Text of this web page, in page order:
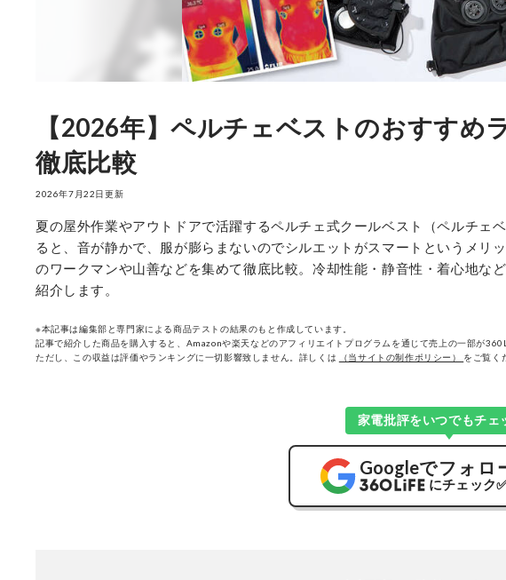
【2026年】ペルチェベストのおすすめ
徹底比較
2026年7月22日更新
夏の屋外作業やアウトドアで活躍するペルチェ式クールベスト（ペルチェ
ると、音が静かで、服が膨らまないのでシルエットがスマートというメリ
のワークマンや山善などを集めて徹底比較。冷却性能・静音性・着心地な
紹介します。
※本記事は編集部と専門家による商品テストの結果のもと作成しています。
記事で紹介した商品を購入すると、Amazonや楽天などのアフィリエイトプログラムを通じて売上の一部が
ただし、この収益は評価やランキングに一切影響致しません。詳しくは
（当サイトの制作ポリシー） をご覧く
家電批評をいつでもチェ
Googleでフォロ
にチェック